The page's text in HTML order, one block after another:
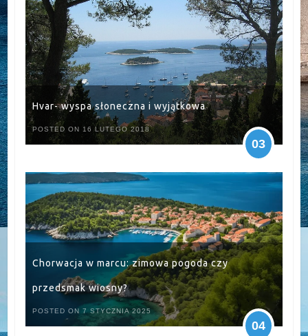
Hvar- wyspa słoneczna i wyjątkowa
POSTED ON 16 LUTEGO 2018
03
Chorwacja w marcu: zimowa pogoda czy
przedsmak wiosny?
POSTED ON 7 STYCZNIA 2025
04